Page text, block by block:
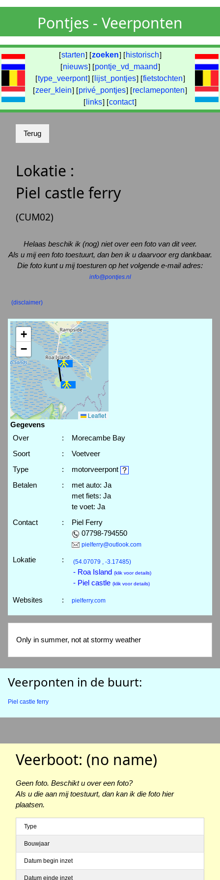
Pontjes - Veerponten
[starten] [zoeken] [ historisch]
[nieuws] [pontje_vd_maand]
[type_veerpont] [ lijst_pontjes] [fietstochten]
[zeer_klein] [privé_pontjes] [reclameponten]
[ links] [contact]
Lokatie :
Piel castle ferry
(CUM02)
Helaas beschik ik (nog) niet over een foto van dit veer.
Als u mij een foto toestuurt, dan ben ik u daarvoor erg dankbaar.
Die foto kunt u mij toesturen op het volgende e-mail adres:
info@pontjes.nl
(disclaimer)
+
−
Leaflet
Gegevens
Over
:
Morecambe Bay
Soort
:
Voetveer
Type
:
motorveerpont
Betalen
:
met auto: Ja
met fiets: Ja
te voet: Ja
Contact
:
Piel Ferry
07798-794550
pielferry@outlook.com
Lokatie : (54.07079 , -3.17485)
- Roa Island (klik voor details)
- Piel castle (klik voor details)
Websites : pielferry.com
Only in summer, not at stormy weather
Veerponten in de buurt:
Piel castle ferry
Veerboot: (no name)
Geen foto. Beschikt u over een foto?
Als u die aan mij toestuurt, dan kan ik die foto hier
plaatsen.
Type
Bouwjaar
Datum begin inzet
Datum einde inzet